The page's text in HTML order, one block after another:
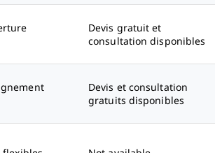
Devis gratuit et
consultation disponibles
Devis et consultation
gratuits disponibles